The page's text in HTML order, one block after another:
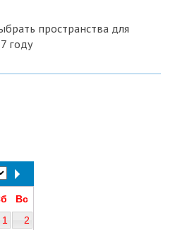
пространства для
году
Вс
1
2